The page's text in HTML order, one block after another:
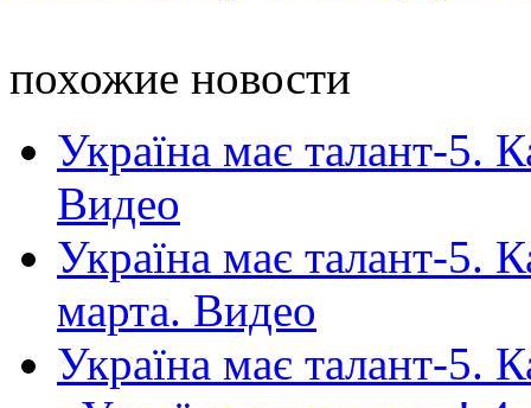
похожие новости
Україна має талант-5.
Видео
Україна має талант-5.
марта. Видео
Україна має талант-5.